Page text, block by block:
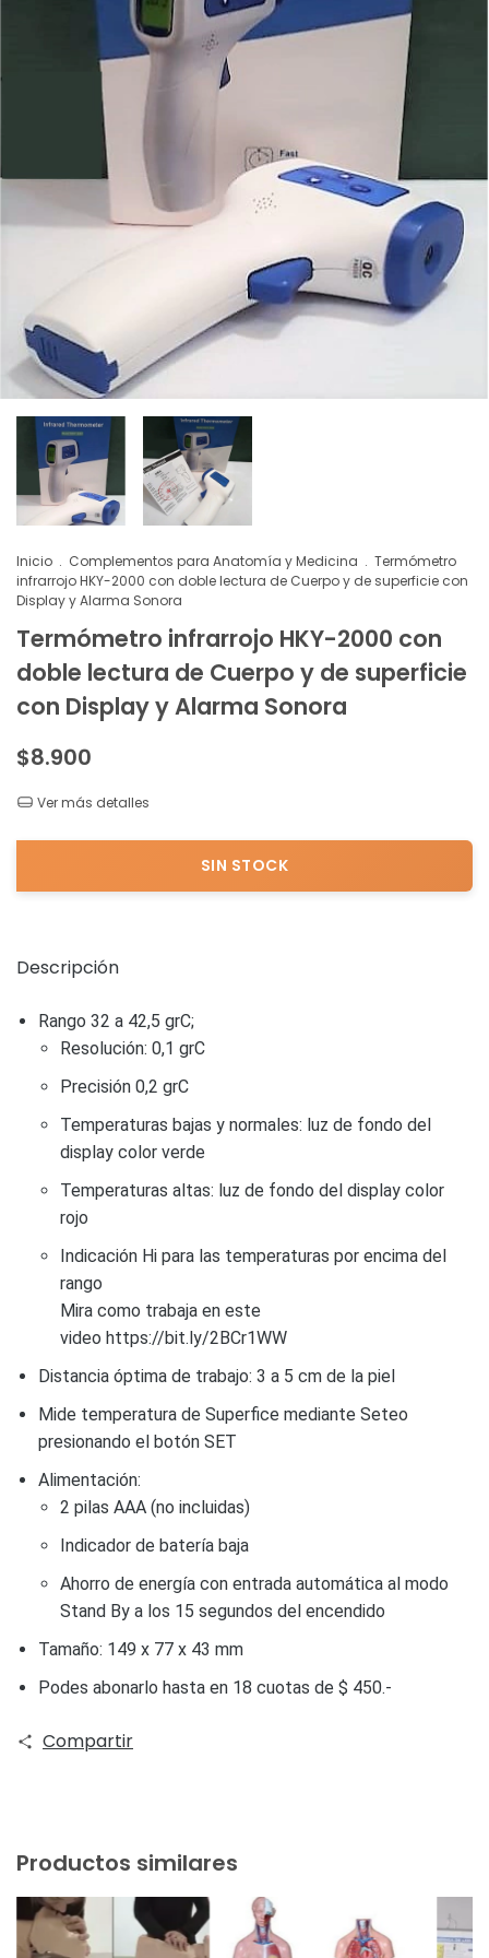
Inicio . Complementos para Anatomía y Medicina . Termómetro
infrarrojo HKY-2000 con doble lectura de Cuerpo y de superficie con
Display y Alarma Sonora
Termómetro infrarrojo HKY-2000 con
doble lectura de Cuerpo y de superficie
con Display y Alarma Sonora
$8.900
Ver más detalles
Descripción
Rango 32 a 42,5 grC;
Resolución: 0,1 grC
Precisión 0,2 grC
Temperaturas bajas y normales: luz de fondo del
display color verde
Temperaturas altas: luz de fondo del display color
rojo
Indicación Hi para las temperaturas por encima del
rango
Mira como trabaja en este
video https://bit.ly/2BCr1WW
Distancia óptima de trabajo: 3 a 5 cm de la piel
Mide temperatura de Superfice mediante Seteo
presionando el botón SET
Alimentación:
2 pilas AAA (no incluidas)
Indicador de batería baja
Ahorro de energía con entrada automática al modo
Stand By a los 15 segundos del encendido
Tamaño: 149 x 77 x 43 mm
Podes abonarlo hasta en 18 cuotas de $ 450.-
Compartir
Productos similares